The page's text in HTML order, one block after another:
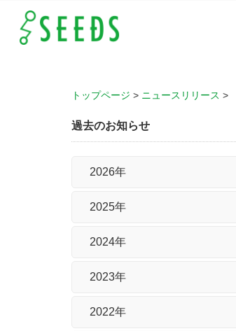
3/3「岡
山県合
同企業
トップページ > ニュースリリース >
過去のお知らせ
2026年
2025年
2024年
2023年
2022年